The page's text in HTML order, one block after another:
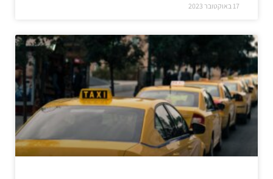
17 באוקטובר 2023